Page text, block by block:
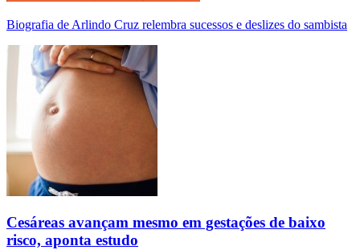
Biografia de Arlindo Cruz relembra sucessos e deslizes do sambista
Cesáreas avançam mesmo em gestações de baixo
risco, aponta estudo